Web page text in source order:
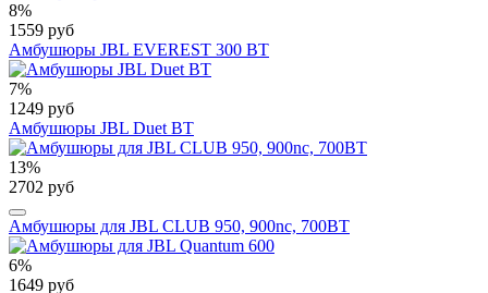
8%
1559 руб
Амбушюры JBL EVEREST 300 BT
7%
1249 руб
Амбушюры JBL Duet BT
13%
2702 руб
Амбушюры для JBL CLUB 950, 900nc, 700BT
6%
1649 руб